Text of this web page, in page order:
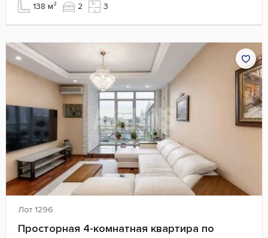
138 м² 2 3
Лот 1296
Просторная 4-комнатная квартира по